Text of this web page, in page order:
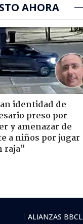
AHORA
identidad de
preso por
y amenazar de
a niños por jugar
raja"
ALIANZAS BBCL